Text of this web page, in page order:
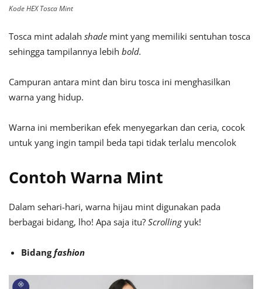
Kode HEX Tosca Mint
Tosca mint adalah shade mint yang memiliki sentuhan tosca
sehingga tampilannya lebih bold.
Campuran antara mint dan biru tosca ini menghasilkan
warna yang hidup.
Warna ini memberikan efek menyegarkan dan ceria, cocok
untuk yang ingin tampil beda tapi tidak terlalu mencolok
Contoh Warna Mint
Dalam sehari-hari, warna hijau mint digunakan pada
berbagai bidang, lho! Apa saja itu? Scrollingyuk!
Bidangfashion